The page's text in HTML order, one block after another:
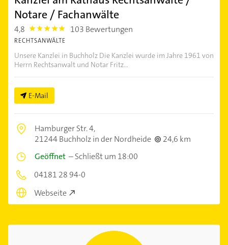
Notare / Fachanwälte
4,8 4.8 103 Bewertungen
RECHTSANWÄLTE
Unsere Kanzlei in Buchholz Die Kanzlei wurde im Jahre 1961 von
Herrn Rechtsanwalt und Notar Fritz...
E-Mail
Hamburger Str. 4,
21244 Buchholz in der Nordheide
24,6 km
Geöffnet –Schließt um 18:00
04181 28 94-0
Webseite